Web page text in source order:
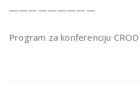
—————————
Program za konferenciju